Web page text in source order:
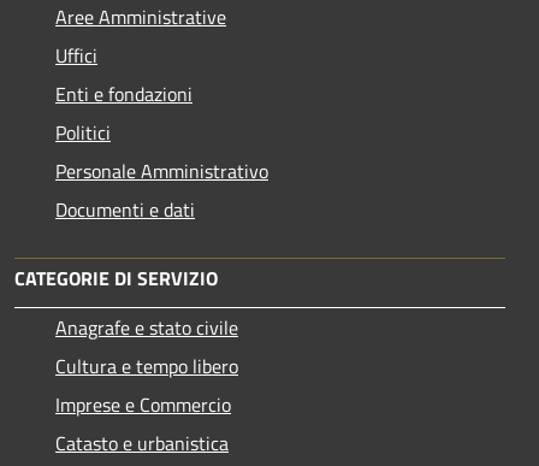
Aree Amministrative
Uffici
Enti e fondazioni
Politici
Personale Amministrativo
Documenti e dati
CATEGORIE DI SERVIZIO
Anagrafe e stato civile
Cultura e tempo libero
Imprese e Commercio
Catasto e urbanistica